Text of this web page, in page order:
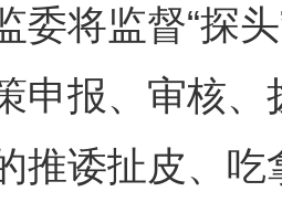
委将监督“探
申报、审核
推诿扯皮、